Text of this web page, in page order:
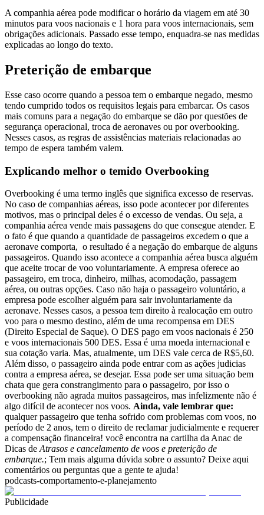
A companhia aérea pode modificar o horário da viagem em até 30
minutos para voos nacionais e 1 hora para voos internacionais, sem
obrigações adicionais. Passado esse tempo, enquadra-se nas medidas
explicadas ao longo do texto.
Preterição de embarque
Esse caso ocorre quando a pessoa tem o embarque negado, mesmo
tendo cumprido todos os requisitos legais para embarcar. Os casos
mais comuns para a negação do embarque se dão por questões de
segurança operacional, troca de aeronaves ou por overbooking.
Nesses casos, as regras de assistências materiais relacionadas ao
tempo de espera também valem.
Explicando melhor o temido Overbooking
Overbooking é uma termo inglês que significa excesso de reservas.
No caso de companhias aéreas, isso pode acontecer por diferentes
motivos, mas o principal deles é o excesso de vendas. Ou seja, a
companhia aérea vende mais passagens do que consegue atender. E
o fato é que quando a quantidade de passageiros excedem o que a
aeronave comporta, o resultado é a negação do embarque de alguns
passageiros. Quando isso acontece a companhia aérea busca alguém
que aceite trocar de voo voluntariamente. A empresa oferece ao
passageiro, em troca, dinheiro, milhas, acomodação, passagem
aérea, ou outras opções. Caso não haja o passageiro voluntário, a
empresa pode escolher alguém para sair involuntariamente da
aeronave. Nesses casos, a pessoa tem direito à realocação em outro
voo para o mesmo destino, além de uma recompensa em DES
(Direito Especial de Saque). O DES pago em voos nacionais é 250
e voos internacionais 500 DES. Essa é uma moeda internacional e
sua cotação varia. Mas, atualmente, um DES vale cerca de R$5,60.
Além disso, o passageiro ainda pode entrar com as ações judicias
contra a empresa aérea, se desejar. Essa pode ser uma situação bem
chata que gera constrangimento para o passageiro, por isso o
overbooking não agrada muitos passageiros, mas infelizmente não é
algo difícil de acontecer nos voos. Ainda, vale lembrar que:
qualquer passageiro que tenha sofrido com problemas com voos, no
período de 2 anos, tem o direito de reclamar judicialmente e requerer
a compensação financeira! você encontra na cartilha da Anac de
Dicas deAtrasos e cancelamento de voos e preterição de
embarque.; Tem mais alguma dúvida sobre o assunto? Deixe aqui
comentários ou perguntas que a gente te ajuda!
podcasts-comportamento-e-planejamento
Publicidade